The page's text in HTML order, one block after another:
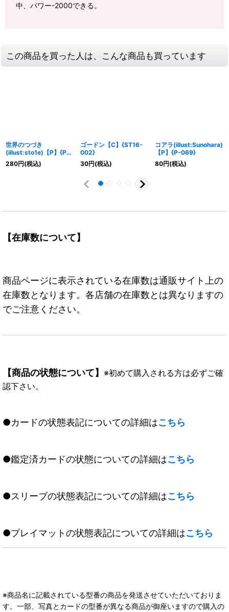
中、パワー-2000できる。
この商品を買った人は、こんな商品も買っています
世界のつづき
(illust:sto1e)【P】{P-
059}
280円(税込)
ゴードン【C】{ST16-
002}
30円(税込)
コアラ(illust:Sunohara)
【P】{P-069}
80円(税込)
【在庫数について】
商品ページに表示されている在庫数は通販サイト上の
在庫数となります。各店舗の在庫数とは異なりますの
でご注意ください。
【商品の状態について】 ※初めて購入される方は必ずご確
認下さい。
●カードの状態表記についての詳細はこちら
●鑑定済カードの状態についての詳細はこちら
●スリーブの状態表記についての詳細はこちら
●プレイマットの状態表記についての詳細はこちら
※商品名に記載されている型番の商品を発送させていただいておりま
す。一部、写真とカードの型番が異なる商品が御座いますので購入の